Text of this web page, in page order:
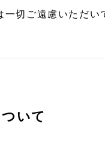
切ご遠慮いただ
いて